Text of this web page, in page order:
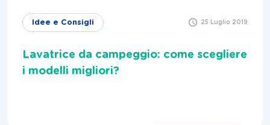
Idee e Consigli 25 Luglio 2019
Lavatrice da campeggio: come scegliere
i modelli migliori?